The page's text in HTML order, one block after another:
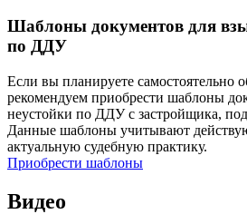
Шаблоны документов для
по ДДУ
Если вы планируете самостоятельно
рекомендуем приобрести шаблоны
неустойки по ДДУ с застройщика,
Данные шаблоны учитывают
актуальную судебную практику.
Приобрести шаблоны
Видео